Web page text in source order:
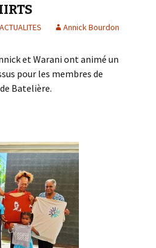
ACTUALITES Annick Bourdon
et Warani ont animé un
pour les membres de
Batelière.